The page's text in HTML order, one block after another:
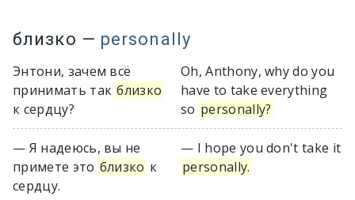
близко — personally
Энтони, зачем всё
принимать так близко
к сердцу?
Oh, Anthony, why do you
have to take everything
so personally?
— Я надеюсь, вы не
примете это близко к
сердцу.
— I hope you don't take it
personally.